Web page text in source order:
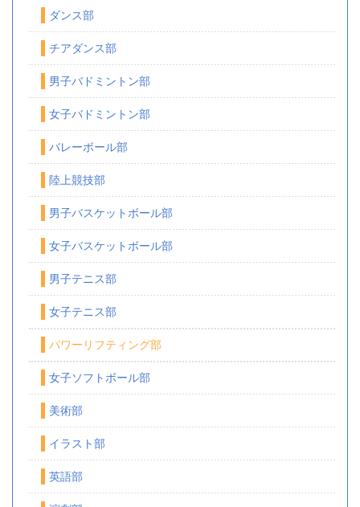
ダンス部
チアダンス部
男子バドミントン部
女子バドミントン部
バレーボール部
陸上競技部
男子バスケットボール部
女子バスケットボール部
男子テニス部
女子テニス部
パワーリフティング部
女子ソフトボール部
美術部
イラスト部
英語部